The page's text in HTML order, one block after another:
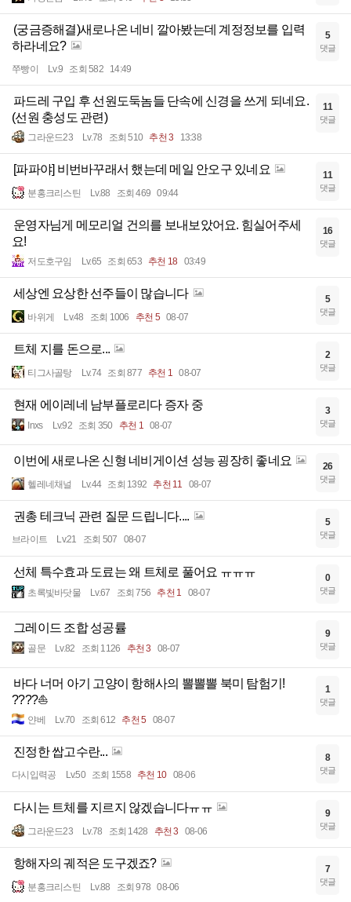
(궁금증해결)새로나온 네비 깔아봤는데 계정정보를 입력
하라네요?
쭈빵이 Lv.9 조회 582 14:49
5
댓글
파드레 구입 후 선원도둑놈들 단속에 신경을 쓰게 되네요.
(선원 충성도 관련)
그라운드23 Lv.78 조회 510 추천 3 13:38
11
댓글
[파파야] 비번바꾸래서 했는데 메일 안오구 있네요
분홍크리스틴 Lv.88 조회 469 09:44
11
댓글
운영자님게 메모리얼 건의를 보내보았어요. 힘실어주세
요!
저도호구임 Lv.65 조회 653 추천 18 03:49
16
댓글
세상엔 요상한 선주들이 많습니다
바위게 Lv.48 조회 1006 추천 5 08-07
5
댓글
트체 지를 돈으로...
티그사골탕 Lv.74 조회 877 추천 1 08-07
2
댓글
현재 에이레네 남부플로리다 증자 중
Inxs Lv.92 조회 350 추천 1 08-07
3
댓글
이번에 새로나온 신형 네비게이션 성능 굉장히 좋네요
헬레네채널 Lv.44 조회 1392 추천 11 08-07
26
댓글
권총 테크닉 관련 질문 드립니다....
브라이트 Lv.21 조회 507 08-07
5
댓글
선체 특수효과 도료는 왜 트체로 풀어요 ㅠㅠㅠ
초록빛바닷물 Lv.67 조회 756 추천 1 08-07
0
댓글
그레이드 조합 성공률
골문 Lv.82 조회 1126 추천 3 08-07
9
댓글
바다 너머 아기 고양이 항해사의 뽈뽈뽈 북미 탐험기!
????⛵
얀베 Lv.70 조회 612 추천 5 08-07
1
댓글
진정한 쌉고수란...
다시입력공 Lv.50 조회 1558 추천 10 08-06
8
댓글
다시는 트체를 지르지 않겠습니다ㅠㅠ
그라운드23 Lv.78 조회 1428 추천 3 08-06
9
댓글
항해자의 궤적은 도구겠죠?
분홍크리스틴 Lv.88 조회 978 08-06
7
댓글